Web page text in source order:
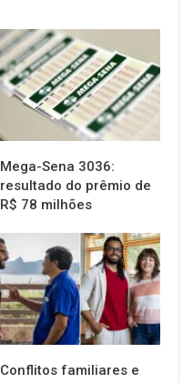
NOTÍCIAS
Mega-Sena 3036:
resultado do prêmio de
R$ 78 milhões
NOTÍCIAS
Conflitos familiares e